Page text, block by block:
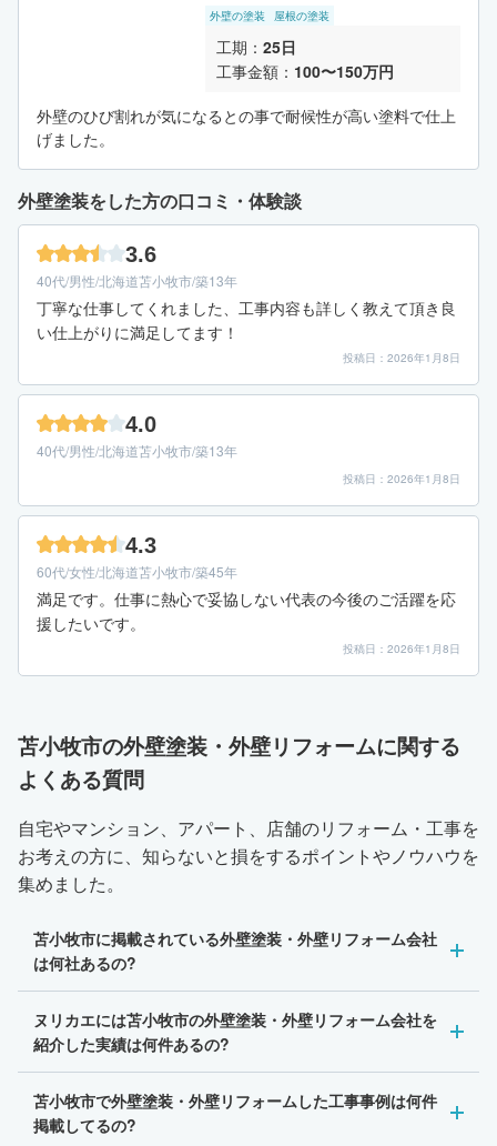
外壁の塗装 屋根の塗装
工期： 25日
工事金額： 100〜150万円
外壁のひび割れが気になるとの事で耐候性が高い塗料で仕上
げました。
外壁塗装をした方の口コミ・体験談
3.6
40代/男性/北海道苫小牧市/築13年
丁寧な仕事してくれました、工事内容も詳しく教えて頂き良
い仕上がりに満足してます！
投稿日：2026年1月8日
4.0
40代/男性/北海道苫小牧市/築13年
投稿日：2026年1月8日
4.3
60代/女性/北海道苫小牧市/築45年
満足です。仕事に熱心で妥協しない代表の今後のご活躍を応
援したいです。
投稿日：2026年1月8日
苫小牧市の外壁塗装・外壁リフォームに関する
よくある質問
自宅やマンション、アパート、店舗のリフォーム・工事を
お考えの方に、知らないと損をするポイントやノウハウを
集めました。
苫小牧市に掲載されている外壁塗装・外壁リフォーム会社
は何社あるの?
ヌリカエには苫小牧市の外壁塗装・外壁リフォーム会社を
紹介した実績は何件あるの?
苫小牧市で外壁塗装・外壁リフォームした工事事例は何件
掲載してるの?